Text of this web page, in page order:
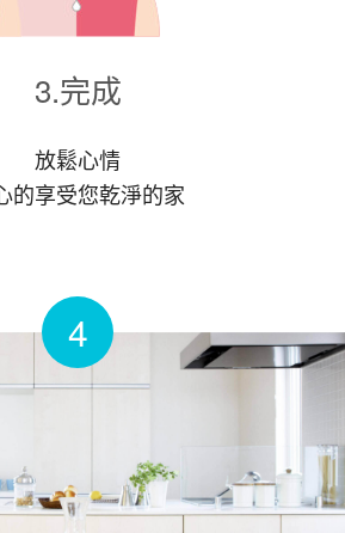
3.完成
放鬆心情
的享受您乾淨的家
4